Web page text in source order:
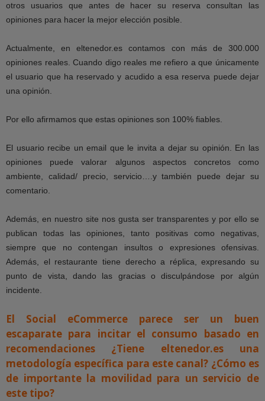
otros usuarios que antes de hacer su reserva consultan las
opiniones para hacer la mejor elección posible.
Actualmente, en eltenedor.es contamos con más de 300.000
opiniones reales. Cuando digo reales me refiero a que únicamente
el usuario que ha reservado y acudido a esa reserva puede dejar
una opinión.
Por ello afirmamos que estas opiniones son 100% fiables.
El usuario recibe un email que le invita a dejar su opinión. En las
opiniones puede valorar algunos aspectos concretos como
ambiente, calidad/ precio, servicio….y también puede dejar su
comentario.
Además, en nuestro site nos gusta ser transparentes y por ello se
publican todas las opiniones, tanto positivas como negativas,
siempre que no contengan insultos o expresiones ofensivas.
Además, el restaurante tiene derecho a réplica, expresando su
punto de vista, dando las gracias o disculpándose por algún
incidente.
El Social eCommerce parece ser un buen
escaparate para incitar el consumo basado en
recomendaciones ¿Tiene eltenedor.es una
metodología específica para este canal? ¿Cómo es
de importante la movilidad para un servicio de
este tipo?